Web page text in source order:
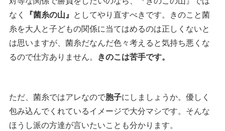
なく
『菌糸の山』 としてやり直すべきです。きのこと菌
糸を大人と子どもの関係に当てはめるのは正しくないと
は思いますが、菌糸だなんだ色々考えると気持ち悪くな
るので仕方ありません。 きのこは苦手です。
ただ、菌糸ではアレなので胞子にしましょうか。優しく
包み込んでくれているイメージで大分マシです。そんな
ほうし派の方達が言いたいことも分かります。